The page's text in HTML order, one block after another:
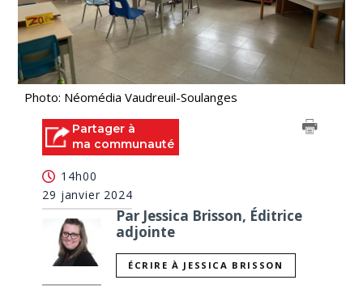
Photo: Néomédia Vaudreuil-Soulanges
Partager à
ma communauté
14h00
29 janvier 2024
Par Jessica Brisson, Éditrice
adjointe
ÉCRIRE À JESSICA BRISSON